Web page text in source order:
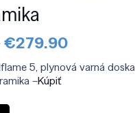
Pôvodná
cena
bola:
€449.90.
€279.90Aktuálna
je:
5, plynová varná
–Kúpiť